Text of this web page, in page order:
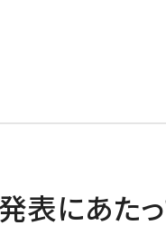
表にあた